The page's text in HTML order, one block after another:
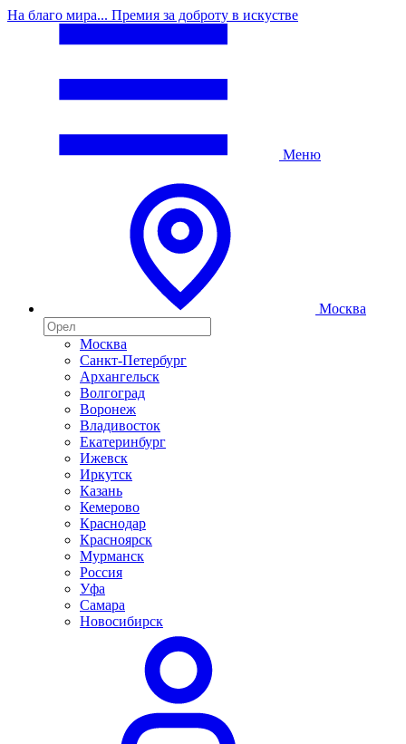
На благо мира... Премия за доброту в искустве
Меню
Москва
Москва
Санкт-Петербург
Архангельск
Волгоград
Воронеж
Владивосток
Екатеринбург
Ижевск
Иркутск
Казань
Кемерово
Краснодар
Красноярск
Мурманск
Россия
Уфа
Самара
Новосибирск